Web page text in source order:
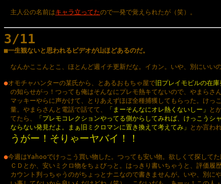
主人公の名前はキャラ立ってたので一発で覚えられたが（笑）。
3/11
■一生観ないと思われるビデオが山ほどあるのだ。
なんかここんとこ、ほとんど週イチ更新だな。イカン。いや、別にいい
●オモチャハンターの某氏から、とあるおもちゃ屋で旧プレイモビルの在庫
の知らせがっ！つっても俺はそんなにプレモ熱キてないので、やまらさ
マッキーやらに声かけて、とりあえずほぼ全種捕獲してもらった。けっ
量。やまらさんと電話で話てて、
「まーそんなにオレ熱くないしー」 と
てたら、
「プレモコレクションやってる側からしてみれば、けっこうシ
ならない発見だよ。まぁ旧ミクロマンに置き換えて考えてみ」 とか言わ
うがー！そりゃーヤバイ！！
●今週はYahooでけっこう買い物した。つっても安い物。欲しくて探して
ＣＤとか、安いミクロ物をちょびっと。はっきり書いちゃうと、評価履
カウント判っちゃうのがちょっとナニなので書きませんが。いや、別に